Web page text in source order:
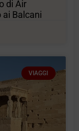
di Air
ai Balcani
VIAGGI